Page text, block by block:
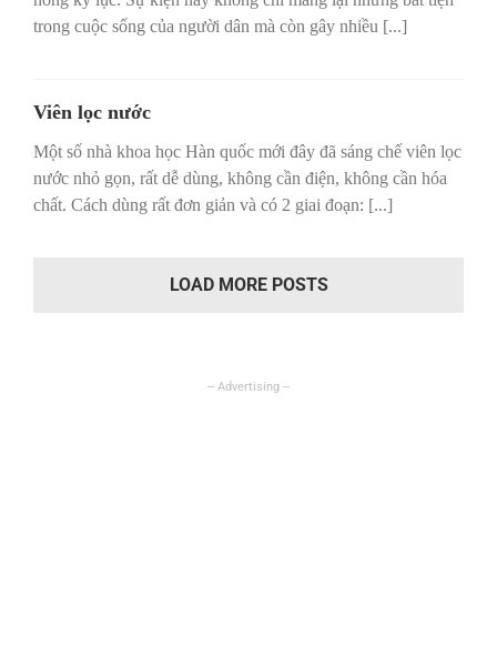
trong cuộc sống của người dân mà còn gây nhiều [...]
Viên lọc nước
Một số nhà khoa học Hàn quốc mới đây đã sáng chế viên lọc
nước nhỏ gọn, rất dễ dùng, không cần điện, không cần hóa
chất. Cách dùng rất đơn giản và có 2 giai đoạn: [...]
LOAD MORE POSTS